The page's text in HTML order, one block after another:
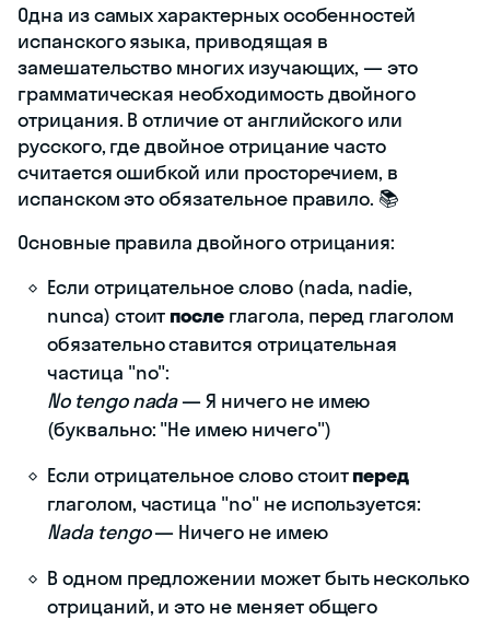
Одна из самых характерных особенностей
испанского языка, приводящая в
замешательство многих изучающих, — это
грамматическая необходимость двойного
отрицания. В отличие от английского или
русского, где двойное отрицание часто
считается ошибкой или просторечием, в
испанском это обязательное правило. 📚
Основные правила двойного отрицания:
Если отрицательное слово (nada, nadie,
nunca) стоитпосле глагола, перед глаголом
обязательно ставится отрицательная
частица "no":
No tengo nada— Я ничего не имею
(буквально: "Не имею ничего")
Если отрицательное слово стоитперед
глаголом, частица "no" не используется:
Nada tengo— Ничего не имею
В одном предложении может быть несколько
отрицаний, и это не меняет общего